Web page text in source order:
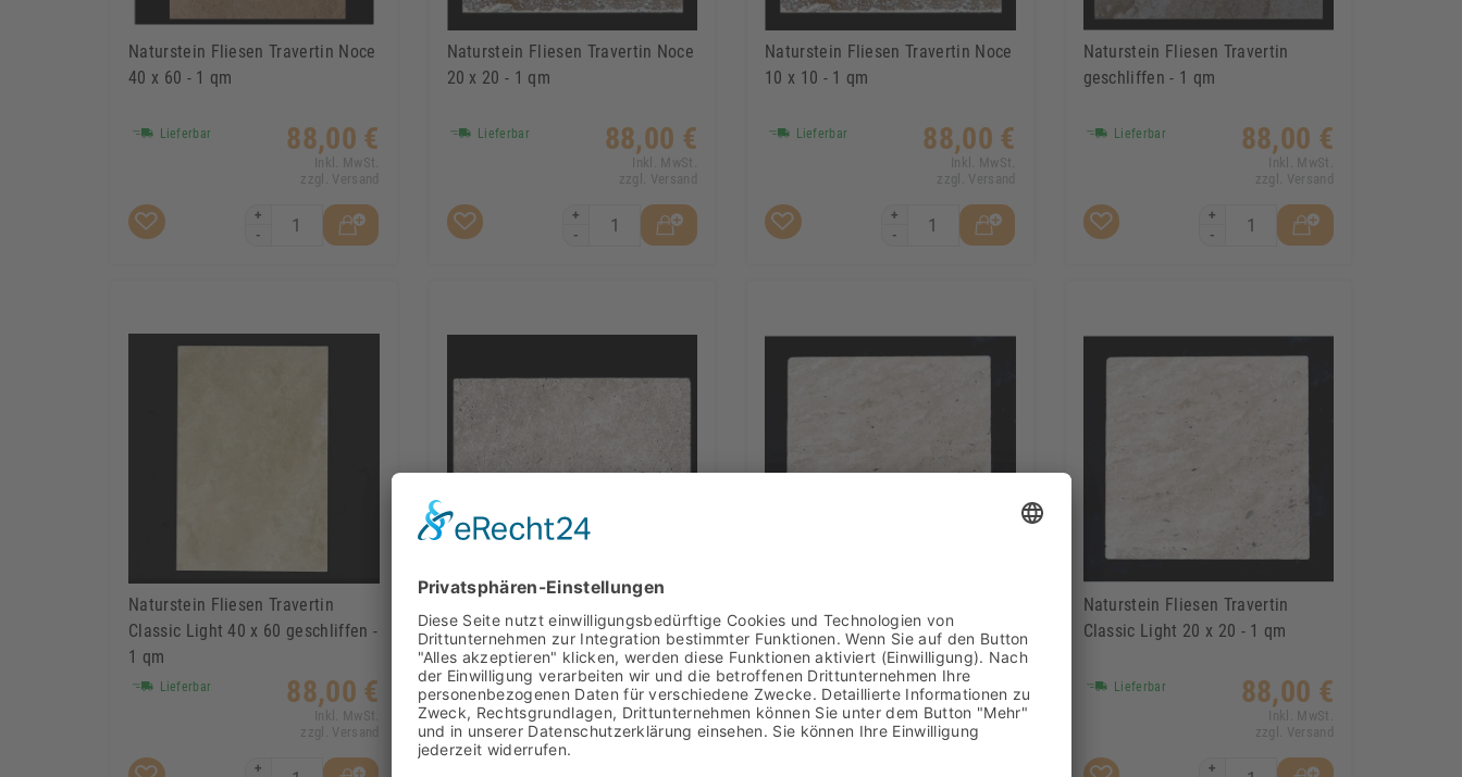
Naturstein Fliesen Travertin Noce
40 x 60 - 1 qm
Lieferbar 88,00 €
Inkl. MwSt.
zzgl. Versand
+
-
Naturstein Fliesen Travertin Noce
20 x 20 - 1 qm
Lieferbar 88,00 €
Inkl. MwSt.
zzgl. Versand
+
-
Naturstein Fliesen Travertin Noce
10 x 10 - 1 qm
Lieferbar 88,00 €
Inkl. MwSt.
zzgl. Versand
+
-
Naturstein Fliesen Travertin
geschliffen - 1 qm
Lieferbar 88,00 €
Inkl. MwSt.
zzgl. Versand
+
-
Naturstein Fliesen Travertin
Classic Light 40 x 60 geschliffen -
1 qm
Lieferbar 88,00 €
Inkl. MwSt.
zzgl. Versand
+
Naturstein Fliesen Travertin
Classic Light 60 x 40 - 1 qm
Lieferbar 88,00 €
Inkl. MwSt.
zzgl. Versand
Classic Light 40 x 40 - 1 qm
Lieferbar 88,00 €
Inkl. MwSt.
zzgl. Versand
Naturstein Fliesen Travertin
Classic Light 20 x 20 - 1 qm
Lieferbar 88,00 €
Inkl. MwSt.
zzgl. Versand
+